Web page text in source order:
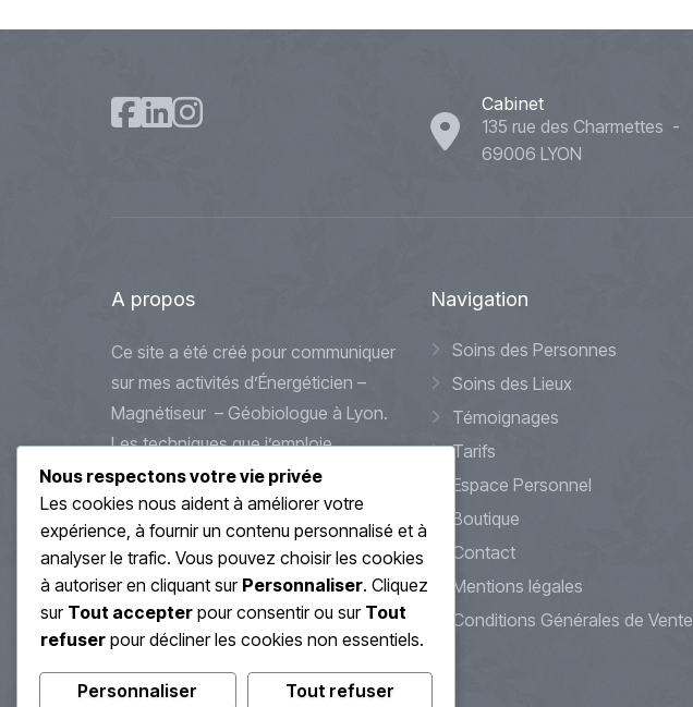
Cabinet
135 rue des Charmettes -
69006 LYON
A propos
Ce site a été créé pour communiquer
sur mes activités d’Énergéticien –
Magnétiseur – Géobiologue à Lyon.
Les techniques que j’emploie
peuvent s’apparenter à des
méthodes douces et alternatives
d’accompagnements et de soin.
Celles-ci ne se substitueront jamais
à des traitements médicaux que
vous pourriez avoir en cours ou à
Navigation
Soins des Personnes
Soins des Lieux
Témoignages
Tarifs
Espace Personnel
Boutique
Contact
Mentions légales
Conditions Générales de Vente
Nous respectons votre vie privée
Les cookies nous aident à améliorer votre
expérience, à fournir un contenu personnalisé et à
analyser le trafic. Vous pouvez choisir les cookies
à autoriser en cliquant sur Personnaliser. Cliquez
sur Tout accepter pour consentir ou sur Tout
refuser pour décliner les cookies non essentiels.
Personnaliser Tout refuser